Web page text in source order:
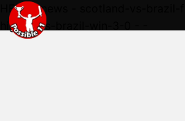
HERE - news - scotland-vs-
highlights-brazil-win-3-0 - -